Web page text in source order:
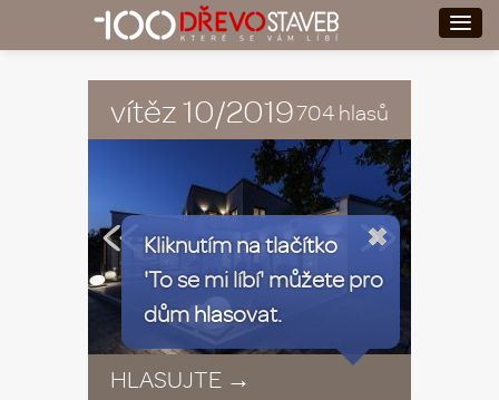
vítěz 10/2019704 hlasů
Kliknutím na tlačítko
'To se mi líbí' můžete pro
dům hlasovat.
»
«
HLASUJTE →